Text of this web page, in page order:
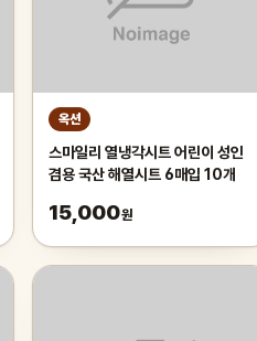
옥션
스마일리 열냉각시트 어린이 성인
겸용 국산 해열시트 6매입 10개
15,000원